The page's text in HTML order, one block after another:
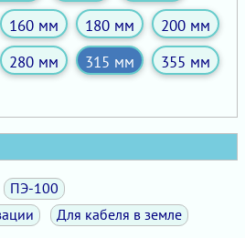
160 мм 180 мм
200 мм
280 мм 315 мм
355 мм
ПЭ-100
Для кабеля в земле